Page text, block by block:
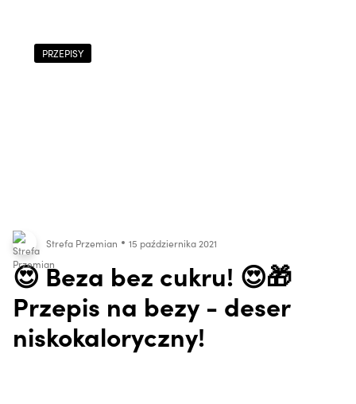
PRZEPISY
Strefa Przemian 15 października 2021
😍 Beza bez cukru! 😍🎁
Przepis na bezy - deser
niskokaloryczny!